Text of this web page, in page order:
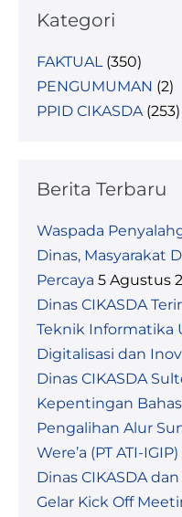
Kategori
FAKTUAL(350)
PENGUMUMAN (2)
PPID CIKASDA(253)
Berita Terbaru
Waspada
Dinas, Masyarakat
Percaya 5 Agustus
Dinas CIKASDA
Teknik Informatika
Digitalisasi dan
Dinas CIKASDA
Kepentingan
Pengalihan Alur
Were’a (PT ATI-IGIP)
Dinas CIKASDA
Gelar Kick Off